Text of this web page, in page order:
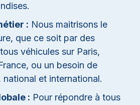
: Nous maitrisons le
que ce soit par des
véhicules sur Paris,
ou un besoin de
et international.
: Pour répondre à tous